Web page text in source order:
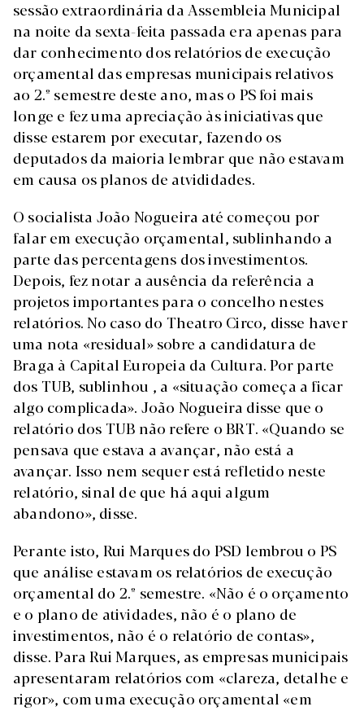
sessão extraordinária da Assembleia Municipal
na noite da sexta-feita passada era apenas para
dar conhecimento dos relatórios de execução
orçamental das empresas municipais relativos
ao 2.º semestre deste ano, mas o PS foi mais
longe e fez uma apreciação às iniciativas que
disse estarem por executar, fazendo os
deputados da maioria lembrar que não estavam
em causa os planos de atvididades.
O socialista João Nogueira até começou por
falar em execução orçamental, sublinhando a
parte das percentagens dos investimentos.
Depois, fez notar a ausência da referência a
projetos importantes para o concelho nestes
relatórios. No caso do Theatro Circo, disse haver
uma nota «residual» sobre a candidatura de
Braga à Capital Europeia da Cultura. Por parte
dos TUB, sublinhou , a «situação começa a ficar
algo complicada». João Nogueira disse que o
relatório dos TUB não refere o BRT. «Quando se
pensava que estava a avançar, não está a
avançar. Isso nem sequer está refletido neste
relatório, sinal de que há aqui algum
abandono», disse.
Perante isto, Rui Marques do PSD lembrou o PS
que análise estavam os relatórios de execução
orçamental do 2.º semestre. «Não é o orçamento
e o plano de atividades, não é o plano de
investimentos, não é o relatório de contas»,
disse. Para Rui Marques, as empresas municipais
apresentaram relatórios com «clareza, detalhe e
rigor», com uma execução orçamental «em